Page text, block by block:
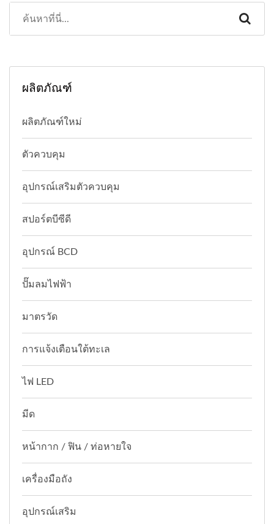
ผลิตภัณฑ์
ผลิตภัณฑ์ใหม่
ตัวควบคุม
อุปกรณ์เสริมตัวควบคุม
สปอร์ตบีซีดี
อุปกรณ์ BCD
ปั๊มลมไฟฟ้า
มาตรวัด
การแจ้งเตือนใต้ทะเล
ไฟ LED
มีด
หน้ากาก / ฟิน / ท่อหายใจ
เครื่องมือถัง
อุปกรณ์เสริม